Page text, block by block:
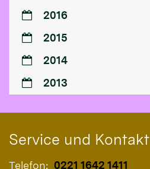
2016
2015
2014
2013
Service und Kontakt
Telefon: 0221 1642 1411